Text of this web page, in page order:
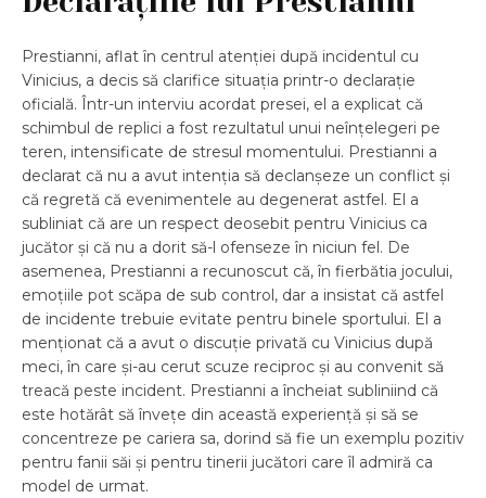
Prestianni, aflat în centrul atenției după incidentul cu
Vinicius, a decis să clarifice situația printr-o declarație
oficială. Într-un interviu acordat presei, el a explicat că
schimbul de replici a fost rezultatul unui neînțelegeri pe
teren, intensificate de stresul momentului. Prestianni a
declarat că nu a avut intenția să declanșeze un conflict și
că regretă că evenimentele au degenerat astfel. El a
subliniat că are un respect deosebit pentru Vinicius ca
jucător și că nu a dorit să-l ofenseze în niciun fel. De
asemenea, Prestianni a recunoscut că, în fierbătia jocului,
emoțiile pot scăpa de sub control, dar a insistat că astfel
de incidente trebuie evitate pentru binele sportului. El a
menționat că a avut o discuție privată cu Vinicius după
meci, în care și-au cerut scuze reciproc și au convenit să
treacă peste incident. Prestianni a încheiat subliniind că
este hotărât să învețe din această experiență și să se
concentreze pe cariera sa, dorind să fie un exemplu pozitiv
pentru fanii săi și pentru tinerii jucători care îl admiră ca
model de urmat.